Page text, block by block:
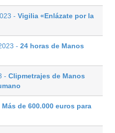
- Vigilia «Enlázate por la
- 24 horas de Manos
- Clipmetrajes de Manos
Más de 600.000 euros para